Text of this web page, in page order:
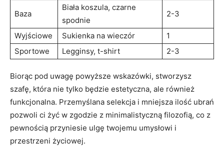
Baza
Biała koszula, czarne
spodnie
2-3
Wyjściowe Sukienka na wieczór
1
Sportowe
Legginsy, t-shirt 2-3
Biorąc pod uwagę powyższe wskazówki, stworzysz
szafę, która nie tylko będzie estetyczna, ale również
funkcjonalna. Przemyślana selekcja i mniejsza ilość ubrań
pozwoli ci żyć w zgodzie z minimalistyczną filozofią, co z
pewnością przyniesie ulgę twojemu umysłowi i
przestrzeni życiowej.